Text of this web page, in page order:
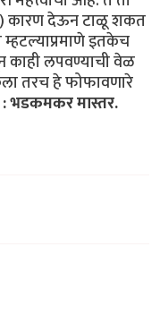
) कारण देऊन टाळू शकत
म्हटल्याप्रमाणे इतकेच
काही लपवण्याची वेळ
तरच हे फोफावणारे
भडकमकर मास्तर.